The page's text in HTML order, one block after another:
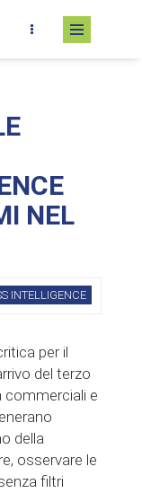
NEL
INTELLIGENCE
per il
del terzo
commerciali e
della
osservare le
filtri